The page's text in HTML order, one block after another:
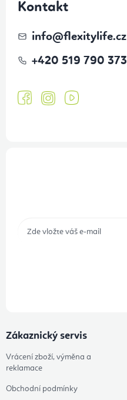
Kontakt
info@flexitylife.cz
+420 519 790 373
Zákaznický servis
Vrácení zboží, výměna a
reklamace
Obchodní podmínky